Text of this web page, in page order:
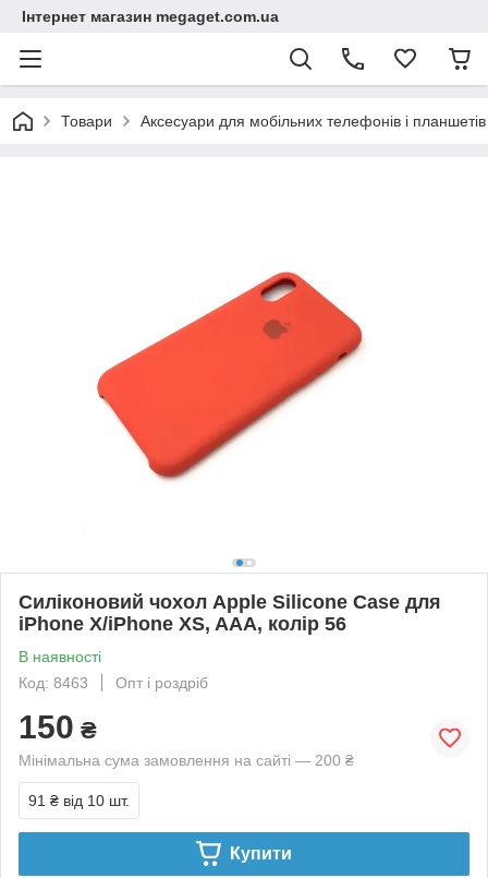
Інтернет магазин megaget.com.ua
Товари Аксесуари для мобільних телефонів і планшетів
Силіконовий чохол Apple Silicone Case для
iPhone X/iPhone XS, AAA, колір 56
В наявності
Код: 8463
Опт і роздріб
150 ₴
Мінімальна сума замовлення на сайті — 200 ₴
91 ₴ від 10 шт.
Купити